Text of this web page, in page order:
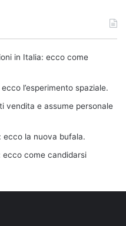
in Italia: ecco come
l’esperimento spaziale.
vendita e assume personale
ecco la nuova bufala.
ecco come candidarsi